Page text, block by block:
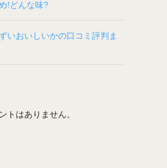
!どんな味?
いおいしいかの口コミ評判ま
トはありません。